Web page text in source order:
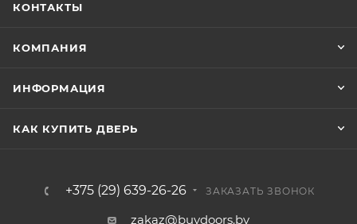
КОНТАКТЫ
КОМПАНИЯ
ИНФОРМАЦИЯ
КАК КУПИТЬ ДВЕРЬ
+375 (29) 639-26-26 ЗАКАЗАТЬ ЗВОНОК
zakaz@buydoors.by